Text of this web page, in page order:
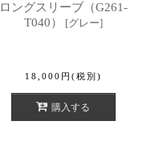
ロングスリーブ（G261-
T040）
[グレー]
18,000 円 (税別)
購入する